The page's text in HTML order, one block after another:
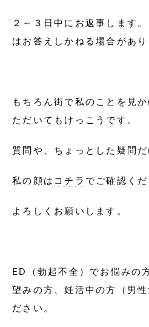
２～３日中にお返事します
はお答えしかねる場合があり
もちろん街で私のことを見
ただいてもけっこうです。
質問や、ちょっとした疑問だ
私の顔は コチラ でご確認く
よろしくお願いします。
ED（勃起不全）でお悩みの
望みの方、妊活中の方（男
ださい。